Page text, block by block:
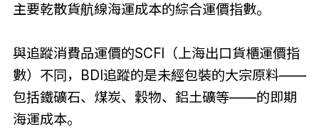
主要乾散貨航線海運成本的綜合運價指數。
與追蹤消費品運價的SCFI（上海出口貨櫃運價指
數）不同，BDI追蹤的是未經包裝的大宗原料——
包括鐵礦石、煤炭、穀物、鋁土礦等——的即期
海運成本。